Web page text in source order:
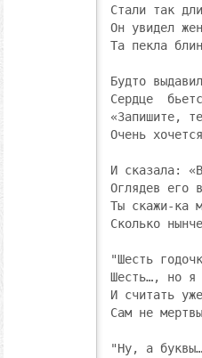
Стали так
Он увидел
Та пекла
Будто
Сердце
«Запишите,
Очень
И сказала:
Оглядев его
Ты скажи-ка
Сколько
"Шесть
Шесть…, но я
И считать
Сам не
"Ну, а